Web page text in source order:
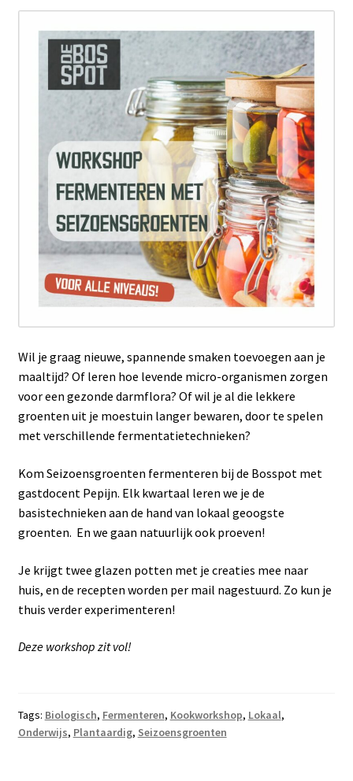
Wil je graag nieuwe, spannende smaken toevoegen aan je
maaltijd? Of leren hoe levende micro-organismen zorgen
voor een gezonde darmflora? Of wil je al die lekkere
groenten uit je moestuin langer bewaren, door te spelen
met verschillende fermentatietechnieken?
Kom Seizoensgroenten fermenteren bij de Bosspot met
gastdocent Pepijn. Elk kwartaal leren we je de
basistechnieken aan de hand van lokaal geoogste
groenten. En we gaan natuurlijk ook proeven!
Je krijgt twee glazen potten met je creaties mee naar
huis, en de recepten worden per mail nagestuurd. Zo kun je
thuis verder experimenteren!
Deze workshop zit vol!
Tags: Biologisch, Fermenteren, Kookworkshop, Lokaal,
Onderwijs, Plantaardig, Seizoensgroenten